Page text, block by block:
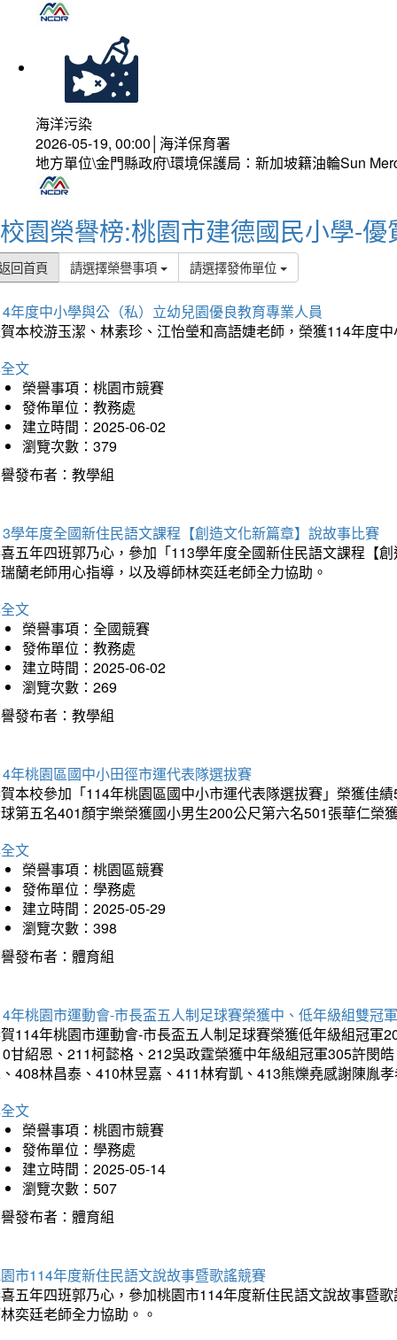
海洋污染
2026-05-19, 00:00│海洋保育署
地方單位\金門縣政府\環境保護局：新加坡籍油輪Sun
校園榮譽榜:桃園市建德國民小學-優
回首頁 請選擇榮譽事項 請選擇發佈單位
年度中小學與公（私）立幼兒園優良教育專業人員
本校游玉潔、林素珍、江怡瑩和高語婕老師，榮獲114年度
文
榮譽事項：桃園市競賽
發佈單位：教務處
建立時間：2025-06-02
瀏覽次數：379
發布者：教學組
學年度全國新住民語文課程【創造文化新篇章】說故事比賽
五年四班郭乃心，參加「113學年度全國新住民語文課程【
蘭老師用心指導，以及導師林奕廷老師全力協助。
文
榮譽事項：全國競賽
發佈單位：教務處
建立時間：2025-06-02
瀏覽次數：269
發布者：教學組
年桃園區國中小田徑市運代表隊選拔賽
本校參加「114年桃園區國中小市運代表隊選拔賽」榮獲佳
第五名401顏宇樂榮獲國小男生200公尺第六名501張華仁
文
榮譽事項：桃園區競賽
發佈單位：學務處
建立時間：2025-05-29
瀏覽次數：398
發布者：體育組
年桃園市運動會-市長盃五人制足球賽榮獲中、低年級組雙冠軍
114年桃園市運動會-市長盃五人制足球賽榮獲低年級組冠
甘紹恩、211柯懿格、212吳政霆榮獲中年級組冠軍305許閔
408林昌泰、410林昱嘉、411林宥凱、413熊爍堯感謝陳胤
文
榮譽事項：桃園市競賽
發佈單位：學務處
建立時間：2025-05-14
瀏覽次數：507
發布者：體育組
市114年度新住民語文說故事暨歌謠競賽
五年四班郭乃心，參加桃園市114年度新住民語文說故事暨
奕廷老師全力協助。。